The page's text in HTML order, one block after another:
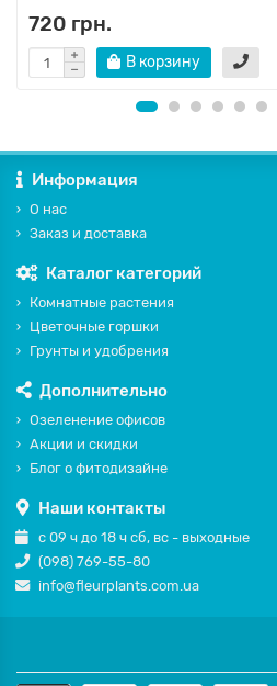
720 грн.
В корзину
Информация
О нас
Заказ и доставка
Каталог категорий
Комнатные растения
Цветочные горшки
Грунты и удобрения
Дополнительно
Озеленение офисов
Акции и скидки
Блог о фитодизайне
Наши контакты
с 09 ч до 18 ч сб, вс - выходные
(098) 769-55-80
info@fleurplants.com.ua